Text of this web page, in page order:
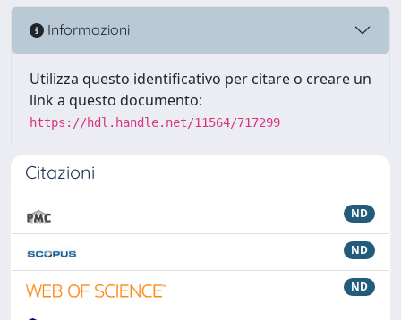
Informazioni
Utilizza questo identificativo per citare o creare un
link a questo documento:
https://hdl.handle.net/11564/717299
Citazioni
ND
ND
ND